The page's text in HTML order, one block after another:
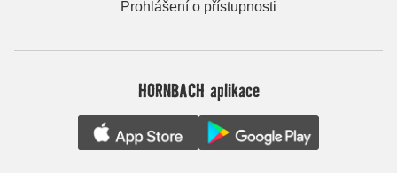
Prohlášení o přístupnosti
HORNBACH aplikace